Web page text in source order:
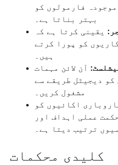
فارمولوں کو
بہتر بناتا ہے۔
یقینی کرتا ہے کہ
کو پورا کرتے
ہیں۔
آن لائن مہمات
کو دیجیٹل طریقے سے
مشغول کریں۔
اکائیوں کو
عملی اہداف اور
ترتیب دیتا ہے۔
کلیدی محکمات